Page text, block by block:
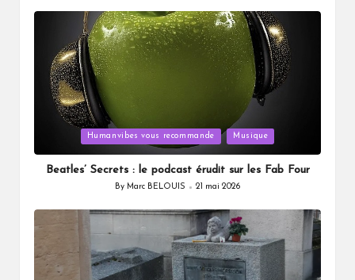
in
Humanvibes vous recommande Musique
Beatles’ Secrets : le podcast érudit sur les Fab Four
Posted
By Marc BELOUIS 21 mai 2026